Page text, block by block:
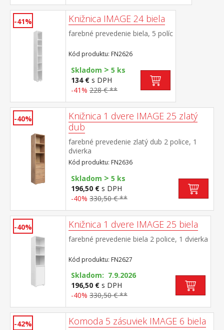
-41% Knižnica IMAGE 24 biela
farebné prevedenie biela, 5 políc
Kód produktu: FN2626
Skladom > 5 ks
134 € s DPH
-41% 228 € **
-40%
Knižnica 1 dvere IMAGE 25 zlatý
dub
farebné prevedenie zlatý dub 2 police, 1
dvierka
Kód produktu: FN2636
Skladom > 5 ks
196,50 € s DPH
-40% 330,50 € **
-40% Knižnica 1 dvere IMAGE 25 biela
farebné prevedenie biela 2 police, 1 dvierka
Kód produktu: FN2627
Skladom: 7.9.2026
196,50 € s DPH
-40% 330,50 € **
-42% Komoda 5 zásuviek IMAGE 6 biela